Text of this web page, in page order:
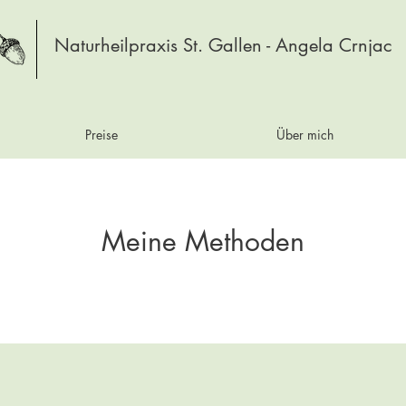
Naturheilpraxis St. Gallen - Angela Crnjac
Preise Über mich
Meine Methoden